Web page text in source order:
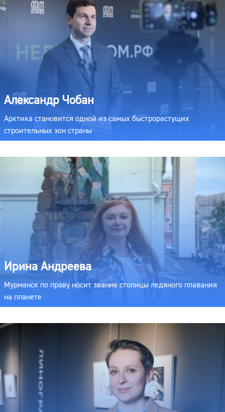
Александр Чобан
Арктика становится одной из самых быстрорастущих
строительных зон страны
Ирина Андреева
Мурманск по праву носит звание столицы ледяного плавания
на планете